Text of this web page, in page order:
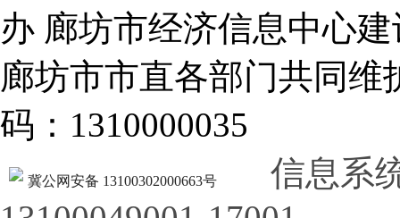
办 廊坊市经济信息中心建
廊坊市市直各部门共同
码：1310000035
冀公网安备 13100302000663号
信息系